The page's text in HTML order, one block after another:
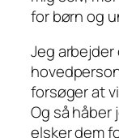
for børn og
Jeg
forsøger at
Og så
elsker dem